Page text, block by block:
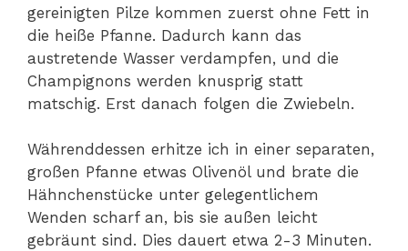
gereinigten Pilze kommen zuerst ohne Fett in
die heiße Pfanne. Dadurch kann das
austretende Wasser verdampfen, und die
Champignons werden knusprig statt
matschig. Erst danach folgen die Zwiebeln.
Währenddessen erhitze ich in einer separaten,
großen Pfanne etwas Olivenöl und brate die
Hähnchenstücke unter gelegentlichem
Wenden scharf an, bis sie außen leicht
gebräunt sind. Dies dauert etwa 2-3 Minuten.